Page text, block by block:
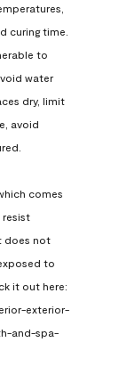
curing time.
to
water
dry, limit
avoid
comes
resist
does not
to
it out here:
exterior-
and-spa-